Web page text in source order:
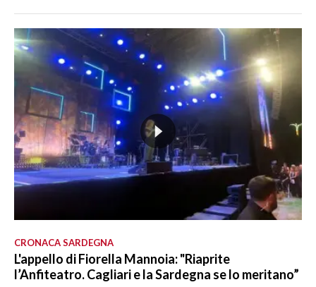
CRONACA SARDEGNA
L'appello di Fiorella Mannoia: "Riaprite
l’Anfiteatro. Cagliari e la Sardegna se lo meritano”